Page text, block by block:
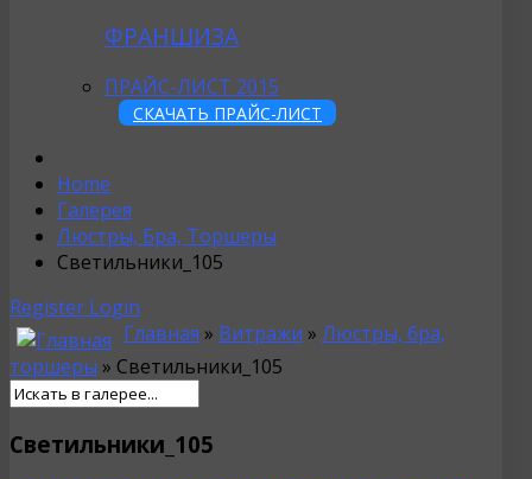
ФРАНШИЗА
ПРАЙС-ЛИСТ 2015
СКАЧАТЬ ПРАЙС-ЛИСТ
Home
Галерея
Люстры, Бра, Торшеры
Светильники_105
Register Login
Главная » Витражи » Люстры, бра,
торшеры » Светильники_105
Светильники_105